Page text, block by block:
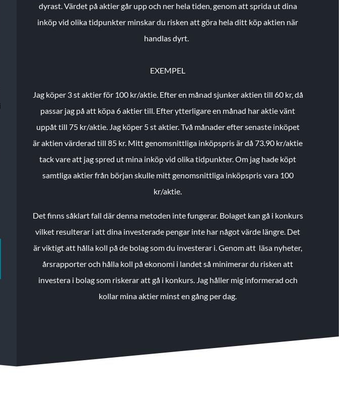
dyrast. Värdet på aktier går upp och ner hela tiden, genom att sprida ut dina
inköp vid olika tidpunkter minskar du risken att göra hela ditt köp aktien när
handlas dyrt.
EXEMPEL
Jag köper 3 st aktier för 100 kr/aktie. Efter en månad sjunker aktien till 60 kr, då
passar jag på att köpa 6 aktier till. Efter ytterligare en månad har aktie vänt
uppåt till 75 kr/aktie. Jag köper 5 st aktier.Två månader efter senaste inköpet
är aktien värderad till 85 kr. Mitt genomsnittliga inköpspris är då 73.90 kr/aktie
tack vare att jag spred ut mina inköp vid olika tidpunkter. Om jag hade köpt
samtliga aktier från början skulle mitt genomsnittliga inköpspris vara 100
kr/aktie.
Det finns såklart fall där denna metoden inte fungerar. Bolaget kan gå i konkurs
vilket resulterar i att dina investerade pengar inte har något värde längre. Det
är viktigt att hålla koll på de bolag som du investerar i. Genom att läsa nyheter,
årsrapporter och hålla koll på ekonomi i landet så minimerar du risken att
investera i bolag som riskerar att gå i konkurs. Jag håller mig informerad och
kollar mina aktier minst en gång per dag.